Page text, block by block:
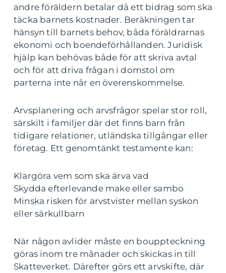
andre föräldern betalar då ett bidrag som ska
täcka barnets kostnader. Beräkningen tar
hänsyn till barnets behov, båda föräldrarnas
ekonomi och boendeförhållanden. Juridisk
hjälp kan behövas både för att skriva avtal
och för att driva frågan i domstol om
parterna inte når en överenskommelse.
Arvsplanering och arvsfrågor spelar stor roll,
särskilt i familjer där det finns barn från
tidigare relationer, utländska tillgångar eller
företag. Ett genomtänkt testamente kan:
Klargöra vem som ska ärva vad
Skydda efterlevande make eller sambo
Minska risken för arvstvister mellan syskon
eller särkullbarn
När någon avlider måste en bouppteckning
göras inom tre månader och skickas in till
Skatteverket. Därefter görs ett arvskifte, där